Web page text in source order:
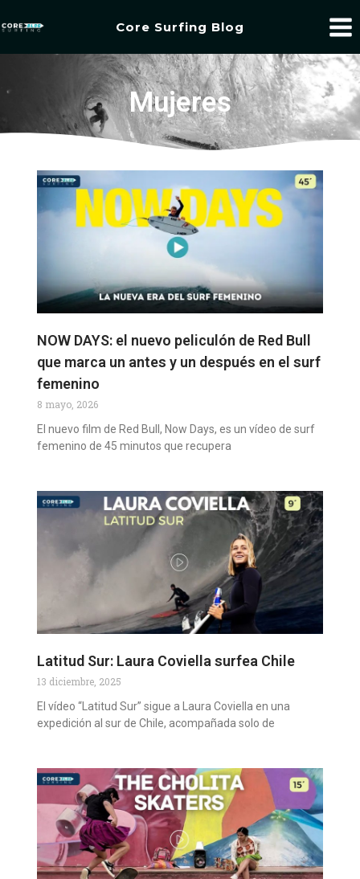
Core Surfing Blog
Mujeres
NOW DAYS: el nuevo peliculón de Red Bull
que marca un antes y un después en el surf
femenino
8 mayo, 2026
El nuevo film de Red Bull, Now Days, es un vídeo de surf
femenino de 45 minutos que recupera
Latitud Sur: Laura Coviella surfea Chile
13 diciembre, 2025
El vídeo “Latitud Sur” sigue a Laura Coviella en una
expedición al sur de Chile, acompañada solo de